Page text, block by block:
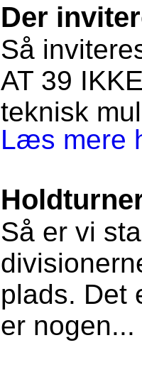
Der
Så
AT 39
teknisk
Læs mere
Så er vi
plads. Det
er nogen...